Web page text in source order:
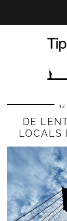
DE
LOCALS